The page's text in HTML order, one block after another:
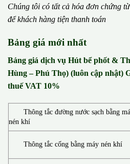
Chúng tôi có tất cả hóa đơn chứng
đểkhách hàng tiện thanh toán
Bảng giá mới nhất
Bảng giá dịch vụ Hút bể phốt &
Hùng – Phú Thọ) (luôn cập nhật)
thuế VAT 10%
Thông tắc đường nước sạch bằng
nén khí
Thông tắc cống bằng máy nén khí